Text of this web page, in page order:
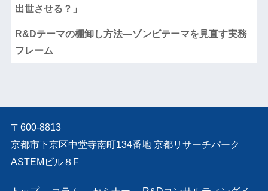
出世させる？」
R&Dテーマの棚卸し方法―ゾンビテーマを見直す実務
フレーム
〒600-8813
京都市下京区中堂寺南町134番地 京都リサーチパーク
ASTEMビル８F